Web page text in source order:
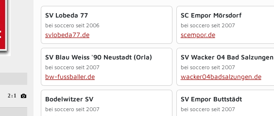
SV Lobeda 77
bei soccero seit 2006
svlobeda77.de
SC Empor Mörsdorf
bei soccero seit 2007
scempor.de
SV Blau Weiss '90 Neustadt (Orla)
bei soccero seit 2007
bw-fussballer.de
SV Wacker 04 Bad Salzungen
bei soccero seit 2007
wacker04badsalzungen.de
Bodelwitzer SV
bei soccero seit 2007
SV Empor Buttstädt
bei soccero seit 2007